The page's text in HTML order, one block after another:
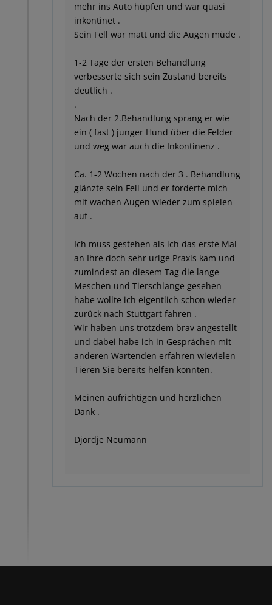
mehr ins Auto hüpfen und war quasi
inkontinet .
Sein Fell war matt und die Augen müde .
1-2 Tage der ersten Behandlung
verbesserte sich sein Zustand bereits
deutlich .
.
Nach der 2.Behandlung sprang er wie
ein ( fast ) junger Hund über die Felder
und weg war auch die Inkontinenz .
Ca. 1-2 Wochen nach der 3 . Behandlung
glänzte sein Fell und er forderte mich
mit wachen Augen wieder zum spielen
auf .
Ich muss gestehen als ich das erste Mal
an Ihre doch sehr urige Praxis kam und
zumindest an diesem Tag die lange
Meschen und Tierschlange gesehen
habe wollte ich eigentlich schon wieder
zurück nach Stuttgart fahren .
Wir haben uns trotzdem brav angestellt
und dabei habe ich in Gesprächen mit
anderen Wartenden erfahren wievielen
Tieren Sie bereits helfen konnten.
Meinen aufrichtigen und herzlichen
Dank .
Djordje Neumann